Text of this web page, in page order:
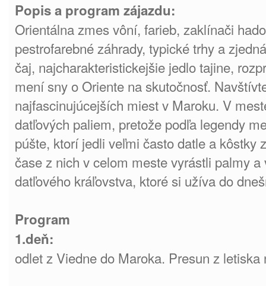
Popis a program zájazdu:
Orientálna zmes vôní, farieb, zaklínači
pestrofarebné záhrady, typické trhy a
čaj, najcharakteristickejšie jedlo tajine,
mení sny o Oriente na skutočnosť.
najfascinujúcejších miest v Maroku. V
datľových paliem, pretože podľa legendy
púšte, ktorí jedli veľmi často datle a kôstky
čase z nich v celom meste vyrástli palmy
datľového kráľovstva, ktoré si užíva do
Program
1.deň:
odlet z Viedne do Maroka. Presun z